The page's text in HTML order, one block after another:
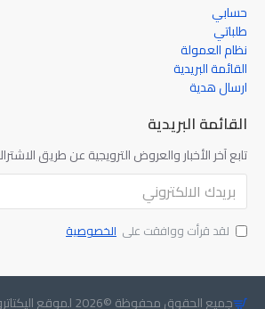
حسابي
طلباتي
نظام العمولة
القائمة البريدية
ارسال هدية
القائمة البريدية
تابع آخر الأخبار والعروض الترويجية عن طريق
لقد قرأت ووافقت على الخصوصية
جميع الحقوق محفوظة ©2026 لموقع اليكتاترونيكس